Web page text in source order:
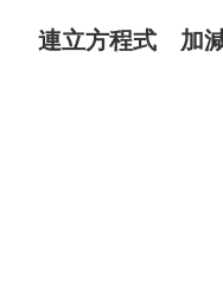
連立方程式 加